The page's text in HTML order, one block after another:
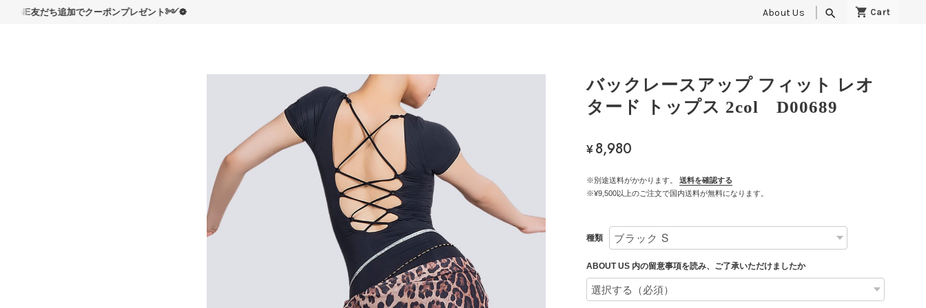
ち追加でクーポンプレゼント༻❁ About Us search
バックレースアップ フィット レオ
タード トップス 2col D00689
¥8,980
※別途送料がかかります。
送料を確認する
※¥9,500以上のご注文で国内送料が無料になります。
種類
ABOUT US 内の留意事項を読み、ご了承いただけましたか